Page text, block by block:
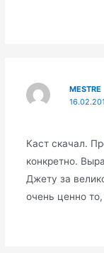
MESTRE
Каст скачал.
конкретно.
Джету за
очень ценно